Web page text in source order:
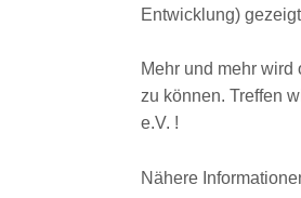
Entwicklung)
Mehr und mehr
zu können. Treffen
e.V. !
Nähere